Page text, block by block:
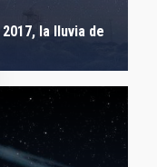
la lluvia de